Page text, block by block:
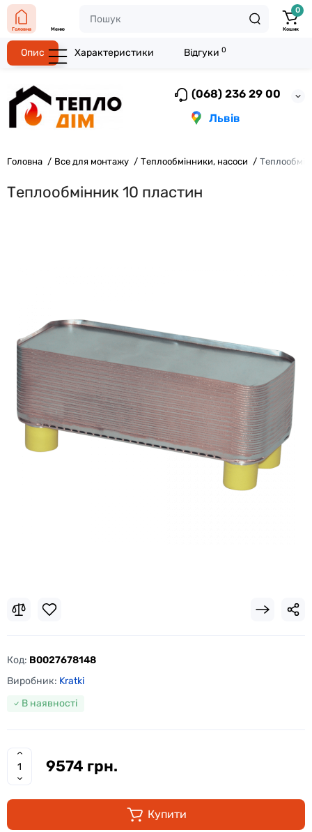
(068) 236 29 00
Львів
Головна Меню
0
Кошик
Головна Все для монтажу Теплообмінники, насоси
Теплообмінник 10 пластин
Код: B0027678148
Виробник: Kratki
В наявності
9574 грн.
Купити
Опис Характеристики Відгуки 0